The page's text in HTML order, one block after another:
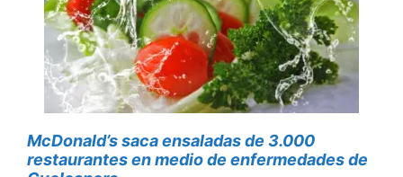
McDonald’s saca ensaladas de 3.000
restaurantes en medio de enfermedades de